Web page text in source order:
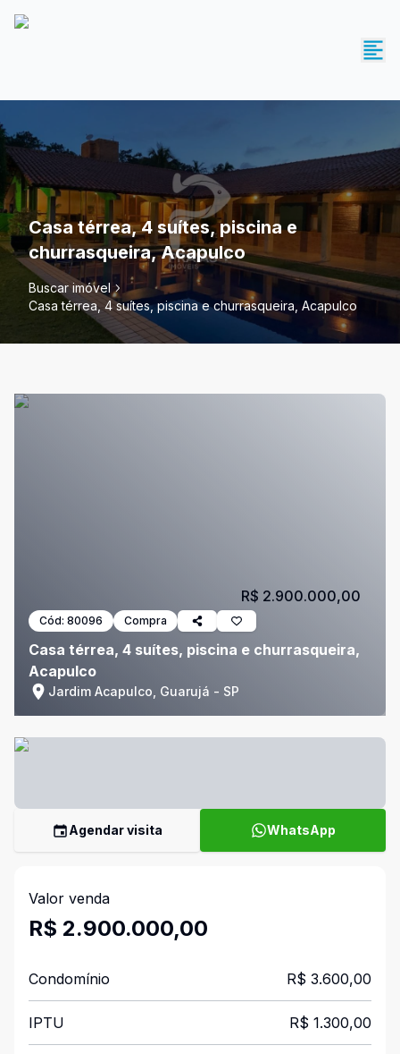
Casa térrea, 4 suítes, piscina e
churrasqueira, Acapulco
Buscar imóvel
Casa térrea, 4 suítes, piscina e churrasqueira, Acapulco
Cód: 80096 Compra
Casa térrea, 4 suítes, piscina e churrasqueira,
Acapulco
Jardim Acapulco, Guarujá - SP
R$ 2.900.000,00
Agendar visita WhatsApp
Valor venda
R$ 2.900.000,00
Condomínio R$ 3.600,00
IPTU R$ 1.300,00